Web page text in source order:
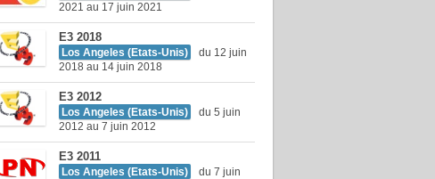
2021 au 17 juin 2021
E3 2018
Los Angeles (Etats-Unis)
du 12 juin
2018 au 14 juin 2018
E3 2012
Los Angeles (Etats-Unis)
du 5 juin
2012 au 7 juin 2012
E3 2011
Los Angeles (Etats-Unis)
du 7 juin